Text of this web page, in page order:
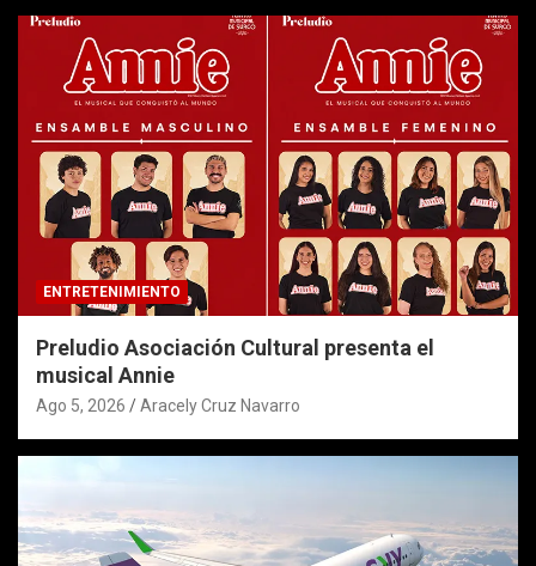
ENTRETENIMIENTO
Preludio Asociación Cultural presenta el
musical Annie
Ago 5, 2026 Aracely Cruz Navarro